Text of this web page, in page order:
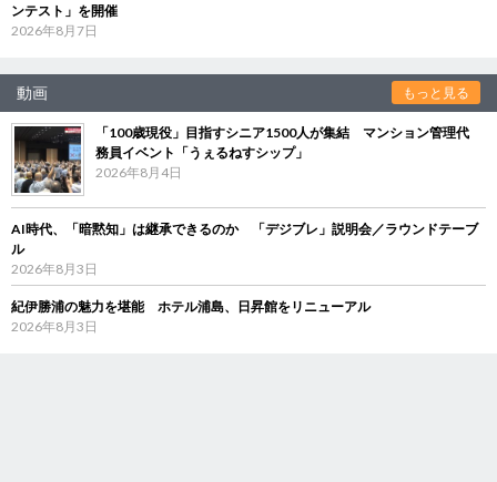
ンテスト」を開催
2026年8月7日
動画 もっと見る
「100歳現役」目指すシニア1500人が集結 マンション管理代
務員イベント「うぇるねすシップ」
2026年8月4日
AI時代、「暗黙知」は継承できるのか 「デジブレ」説明会／ラウンドテーブ
ル
2026年8月3日
紀伊勝浦の魅力を堪能 ホテル浦島、日昇館をリニューアル
2026年8月3日